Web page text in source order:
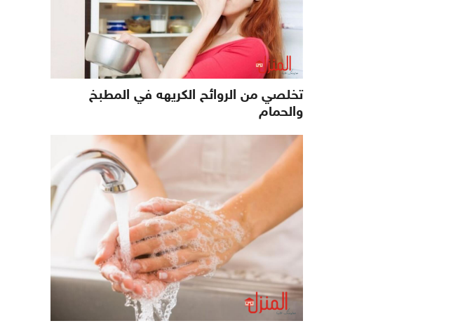
تخلصي من الروائح الكريهه في المطبخ
والحمام